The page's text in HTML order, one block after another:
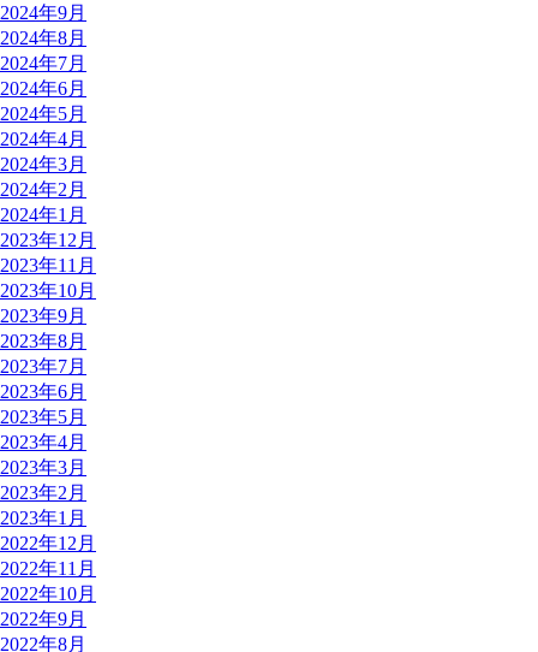
2024年9月
2024年8月
2024年7月
2024年6月
2024年5月
2024年4月
2024年3月
2024年2月
2024年1月
2023年12月
2023年11月
2023年10月
2023年9月
2023年8月
2023年7月
2023年6月
2023年5月
2023年4月
2023年3月
2023年2月
2023年1月
2022年12月
2022年11月
2022年10月
2022年9月
2022年8月